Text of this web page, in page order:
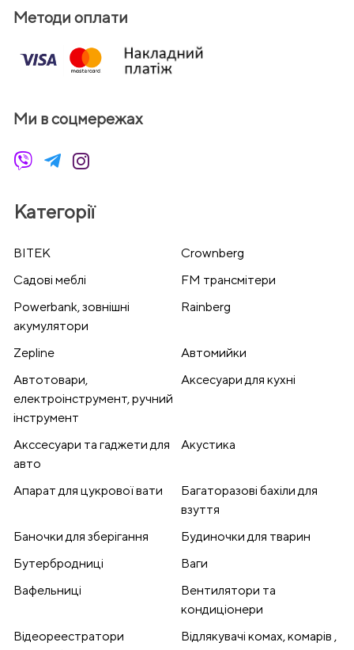
Методи оплати
Ми в соцмережах
Категорії
BITEK
Crownberg
Cадові меблі
FM трансмітери
Powerbank, зовнішні
акумулятори
Rainberg
Zepline
Автомийки
Автотовари,
електроінструмент, ручний
інструмент
Аксесуари для кухні
Акссесуари та гаджети для
авто
Акустика
Апарат для цукрової вати
Багаторазові бахіли для
взуття
Баночки для зберігання
Будиночки для тварин
Бутербродниці
Ваги
Вафельниці
Вентилятори та
кондиціонери
Відеореестратори
Відлякувачі комах, комарів ,